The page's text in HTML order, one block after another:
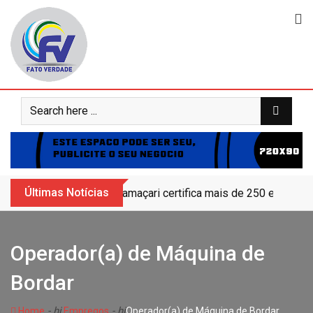
content
Últimas Notícias Camaçari certifica mais de 250
Operador(a) de Máquina de
Bordar